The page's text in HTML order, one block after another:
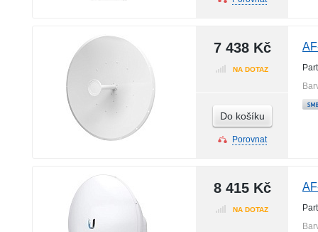
7 438 Kč
NA DOTAZ
Do košíku
Porovnat
8 415 Kč
NA DOTAZ